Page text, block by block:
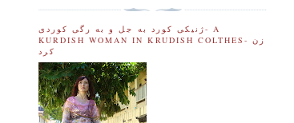
ژنیکی کورد به جل و به رگی کوردی- A
KURDISH WOMAN IN KRUDISH COLTHES- زن
کرد